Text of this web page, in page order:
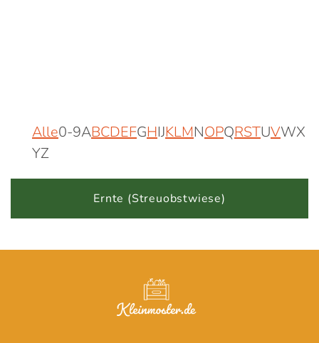
Alle0-9ABCDEFGHIJKLMNOPQRSTUVWX
YZ
Ernte (Streuobstwiese)